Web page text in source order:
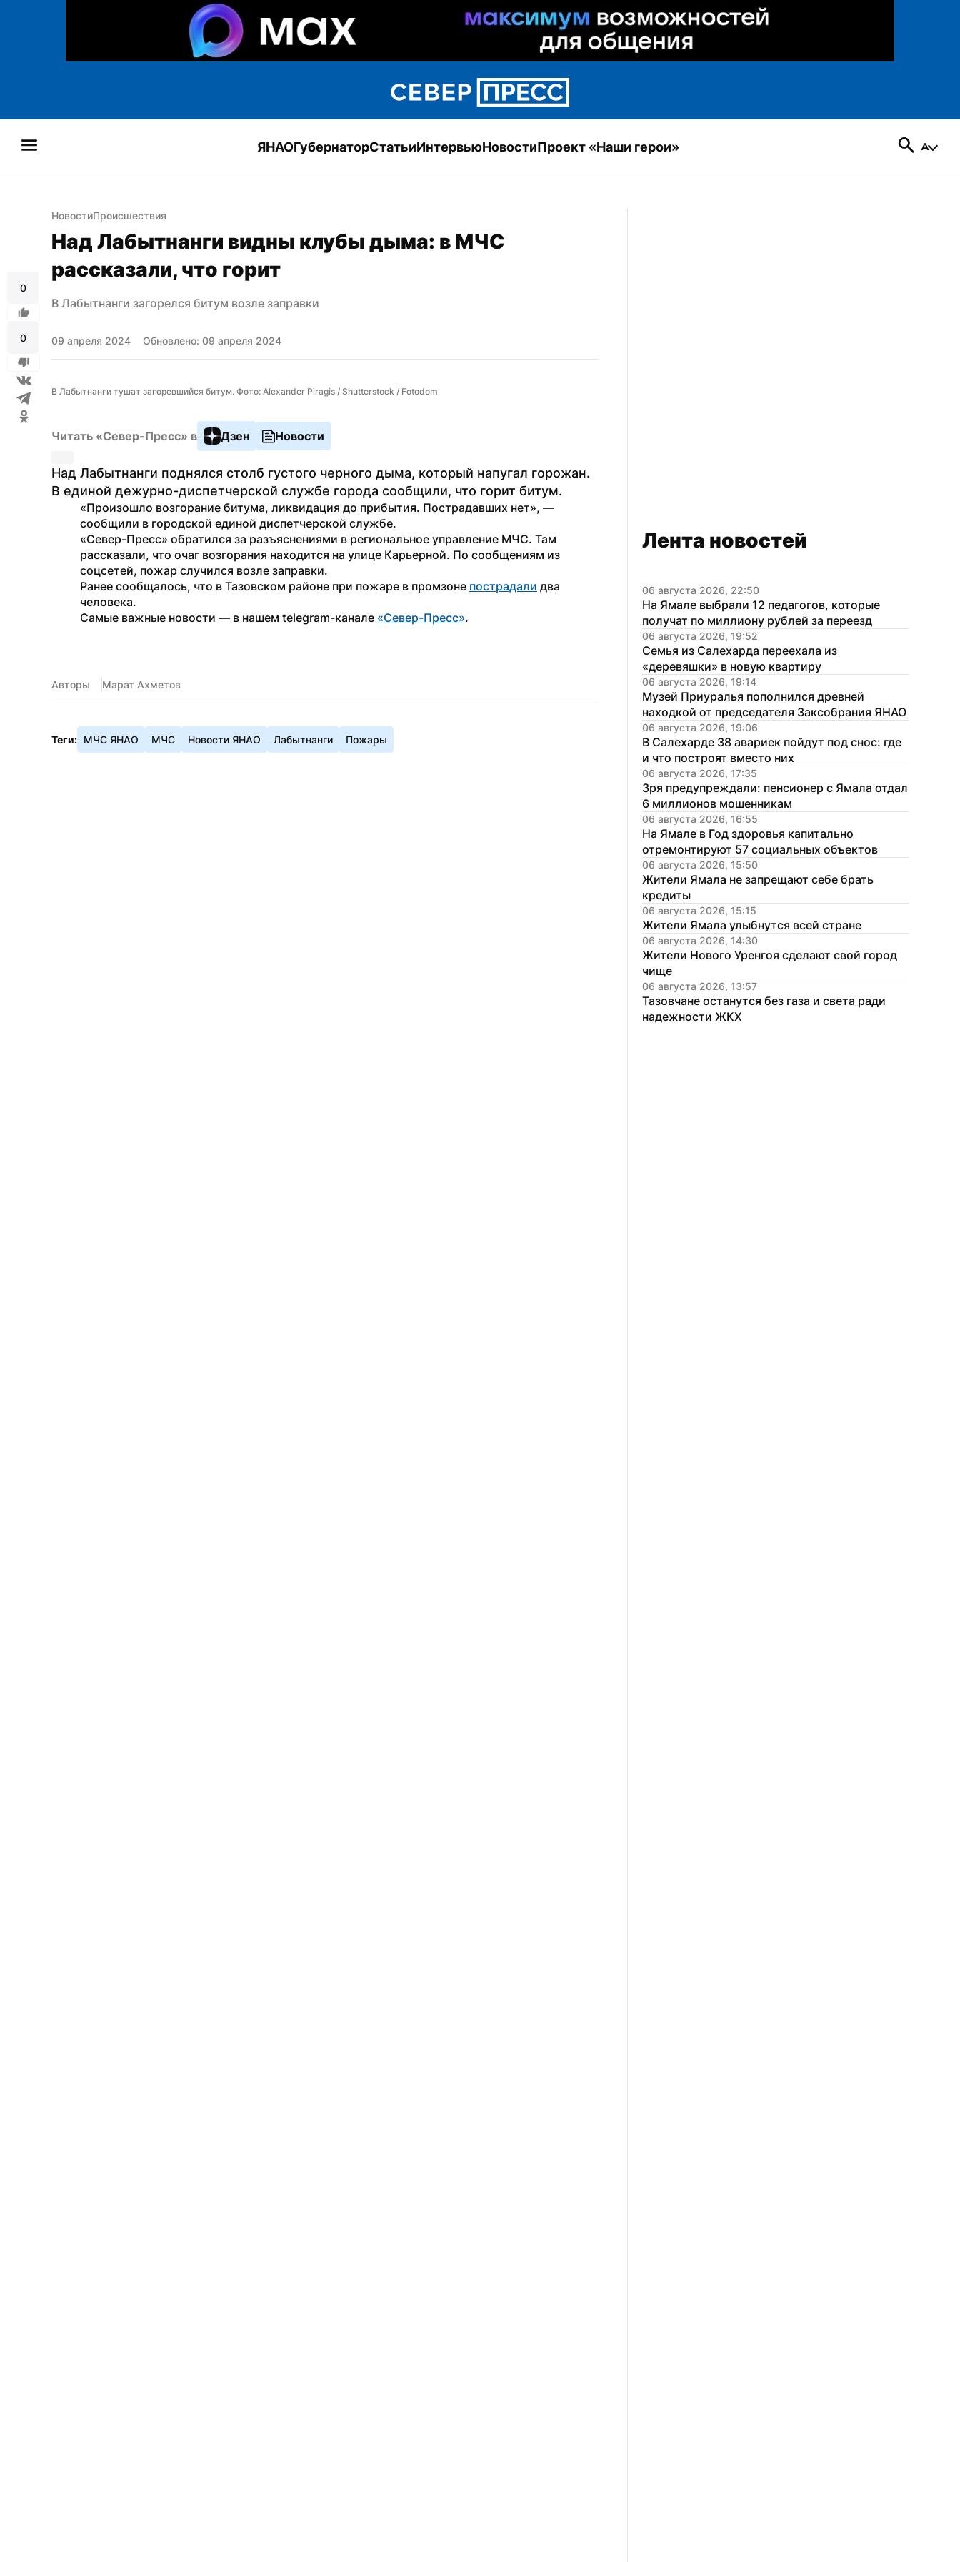
ЯНАОГубернаторСтатьиИнтервьюНовостиПроект «Наши герои»
0
0
НовостиПроисшествия
Над Лабытнанги видны клубы дыма: в МЧС
рассказали, что горит
В Лабытнанги загорелся битум возле заправки
09 апреля 2024 Обновлено: 09 апреля 2024
В Лабытнанги тушат загоревшийся битум. Фото: Alexander Piragis / Shutterstock / Fotodom
Читать «Север-Пресс» в Дзен Новости
Над Лабытнанги поднялся столб густого черного дыма, который напугал горожан.
В единой дежурно-диспетчерской службе города сообщили, что горит битум.
«Произошло возгорание битума, ликвидация до прибытия. Пострадавших нет», —
сообщили в городской единой диспетчерской службе.
«Север-Пресс» обратился за разъяснениями в региональное управление МЧС. Там
рассказали, что очаг возгорания находится на улице Карьерной. По сообщениям из
соцсетей, пожар случился возле заправки.
Ранее сообщалось, что в Тазовском районе при пожаре в промзоне пострадали два
человека.
Самые важные новости — в нашем telegram-канале «Север-Пресс».
Авторы Марат Ахметов
Теги: МЧС ЯНАО МЧС Новости ЯНАО Лабытнанги Пожары
Лента новостей
06 августа 2026, 22:50
На Ямале выбрали 12 педагогов, которые
получат по миллиону рублей за переезд
06 августа 2026, 19:52
Семья из Салехарда переехала из
«деревяшки» в новую квартиру
06 августа 2026, 19:14
Музей Приуралья пополнился древней
находкой от председателя Заксобрания ЯНАО
06 августа 2026, 19:06
В Салехарде 38 авариек пойдут под снос: где
и что построят вместо них
06 августа 2026, 17:35
Зря предупреждали: пенсионер с Ямала отдал
6 миллионов мошенникам
06 августа 2026, 16:55
На Ямале в Год здоровья капитально
отремонтируют 57 социальных объектов
06 августа 2026, 15:50
Жители Ямала не запрещают себе брать
кредиты
06 августа 2026, 15:15
Жители Ямала улыбнутся всей стране
06 августа 2026, 14:30
Жители Нового Уренгоя сделают свой город
чище
06 августа 2026, 13:57
Тазовчане останутся без газа и света ради
надежности ЖКХ